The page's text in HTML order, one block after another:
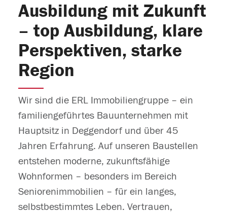
Ausbildung mit Zukunft
– top Ausbildung, klare
Perspektiven, starke
Region
Wir sind die ERL Immobiliengruppe – ein
familiengeführtes Bauunternehmen mit
Hauptsitz in Deggendorf und über 45
Jahren Erfahrung. Auf unseren Baustellen
entstehen moderne, zukunftsfähige
Wohnformen – besonders im Bereich
Seniorenimmobilien – für ein langes,
selbstbestimmtes Leben. Vertrauen,